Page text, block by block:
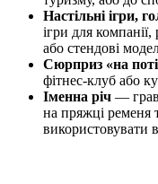
Настільні ігри,
ігри для
або стендові
Сюрприз «на
фітнес-клуб або
Іменна річ —
на пряжці ременя
використовувати